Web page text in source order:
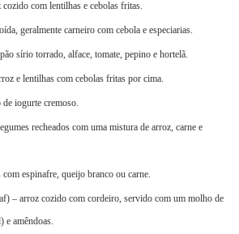
com lentilhas e cebolas fritas.
geralmente carneiro com cebola e especiarias.
sírio torrado, alface, tomate, pepino e hortelã.
e lentilhas com cebolas fritas por cima.
iogurte cremoso.
recheados com uma mistura de arroz, carne e
com espinafre, queijo branco ou carne.
– arroz cozido com cordeiro, servido com um molho de
e amêndoas.